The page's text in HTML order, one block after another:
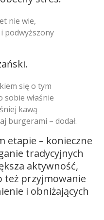
nie wie,
podwyższony
się o tym
sobie właśnie
kawą
burgerami – dodał.
etapie – konieczne
tradycyjnych
aktywność,
też przyjmowanie
i obniżających